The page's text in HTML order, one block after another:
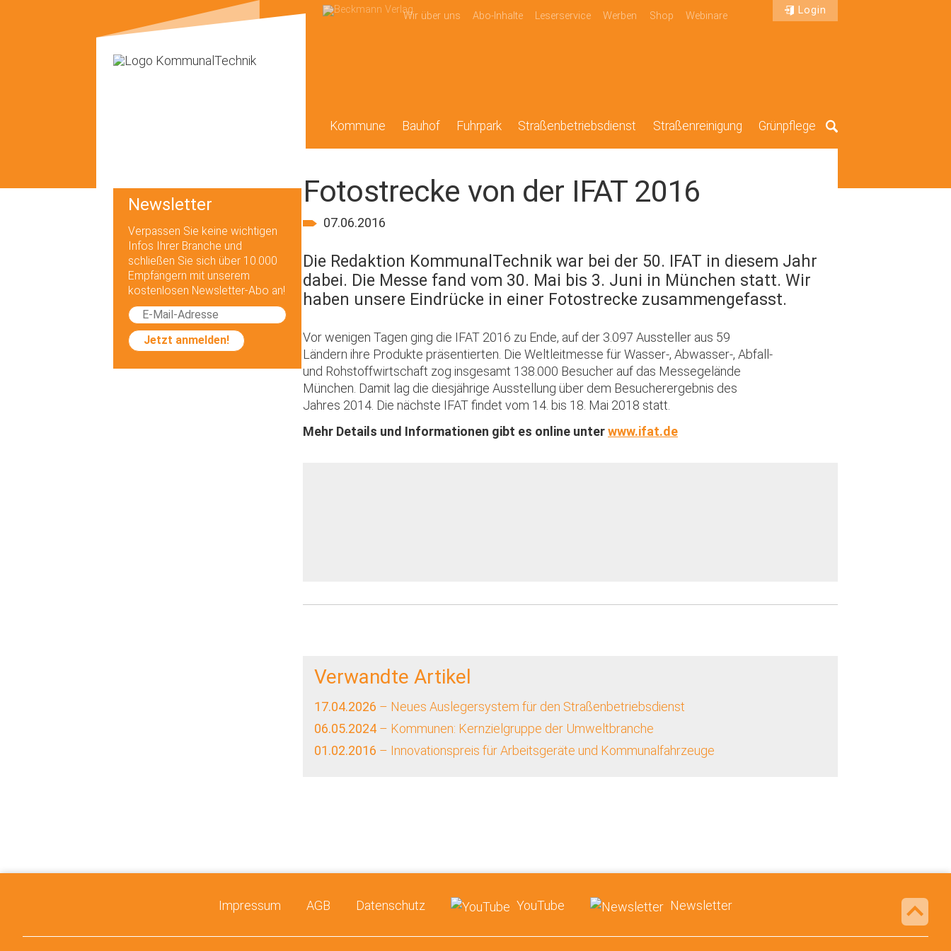
Wir über uns Abo-Inhalte Leserservice Werben Shop Webinare Login
Kommune Bauhof Fuhrpark Straßenbetriebsdienst Straßenreinigung Grünpflege Suche
Fotostrecke von der IFAT 2016
07.06.2016
Die Redaktion KommunalTechnik war bei der 50. IFAT in diesem Jahr
dabei. Die Messe fand vom 30. Mai bis 3. Juni in München statt. Wir
haben unsere Eindrücke in einer Fotostrecke zusammengefasst.
Vor wenigen Tagen ging die IFAT 2016 zu Ende, auf der 3.097 Aussteller aus 59
Ländern ihre Produkte präsentierten. Die Weltleitmesse für Wasser-, Abwasser-, Abfall-
und Rohstoffwirtschaft zog insgesamt 138.000 Besucher auf das Messegelände
München. Damit lag die diesjährige Ausstellung über dem Besucherergebnis des
Jahres 2014. Die nächste IFAT findet vom 14. bis 18. Mai 2018 statt.
Mehr Details und Informationen gibt es online unterwww.ifat.de
Verwandte Artikel
17.04.2026 – Neues Auslegersystem für den Straßenbetriebsdienst
06.05.2024 – Kommunen: Kernzielgruppe der Umweltbranche
01.02.2016 – Innovationspreis für Arbeitsgeräte und Kommunalfahrzeuge
Newsletter
Verpassen Sie keine wichtigen
Infos Ihrer Branche und
schließen Sie sich über 10.000
Empfängern mit unserem
kostenlosen Newsletter-Abo an!
Jetzt anmelden!
Impressum AGB Datenschutz YouTube Newsletter